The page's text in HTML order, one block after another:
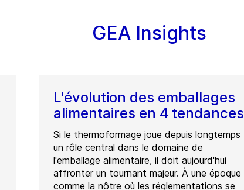
GEA Insights
L'évolution des emballages
alimentaires en 4 tendances
Si le thermoformage joue depuis longtemps
un rôle central dans le domaine de
l'emballage alimentaire, il doit aujourd'hui
affronter un tournant majeur. À une époque
comme la nôtre où les réglementations se